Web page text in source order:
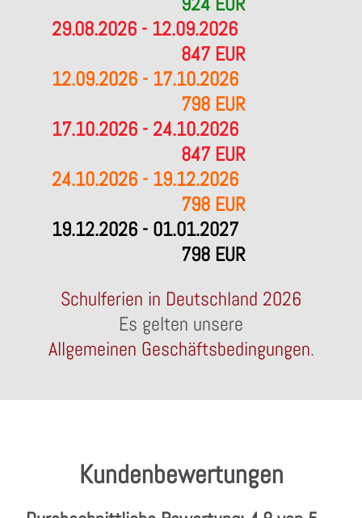
29.08.2026 - 12.09.2026
847 EUR
12.09.2026 - 17.10.2026
798 EUR
17.10.2026 - 24.10.2026
847 EUR
24.10.2026 - 19.12.2026
798 EUR
19.12.2026 - 01.01.2027
798 EUR
Schulferien in Deutschland 2026
Es gelten unsere
Allgemeinen Geschäftsbedingungen.
Kundenbewertungen